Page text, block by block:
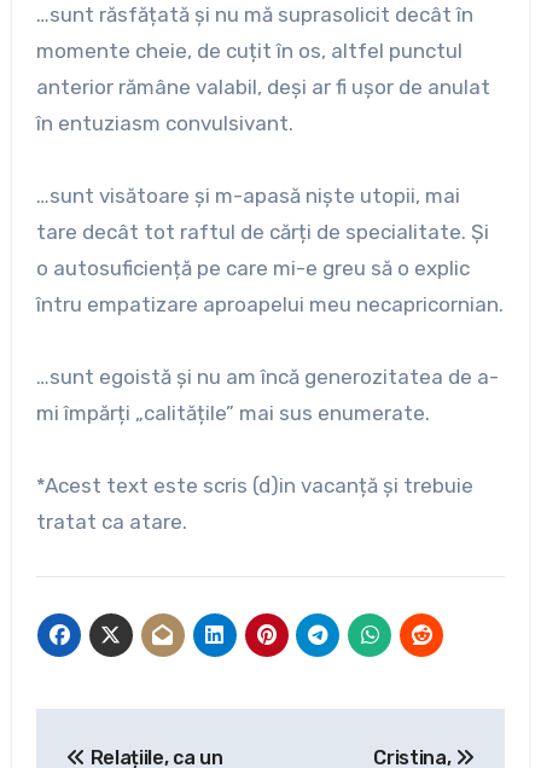
…sunt răsfățată și nu mă suprasolicit decât în
momente cheie, de cuțit în os, altfel punctul
anterior rămâne valabil, deși ar fi ușor de anulat
în entuziasm convulsivant.
…sunt visătoare și m-apasă niște utopii, mai
tare decât tot raftul de cărți de specialitate. Și
o autosuficiență pe care mi-e greu să o explic
întru empatizare aproapelui meu necapricornian.
…sunt egoistă și nu am încă generozitatea de a-
mi împărți „calitățile” mai sus enumerate.
*Acest text este scris (d)in vacanță și trebuie
tratat ca atare.
Relațiile, ca un Cristina,